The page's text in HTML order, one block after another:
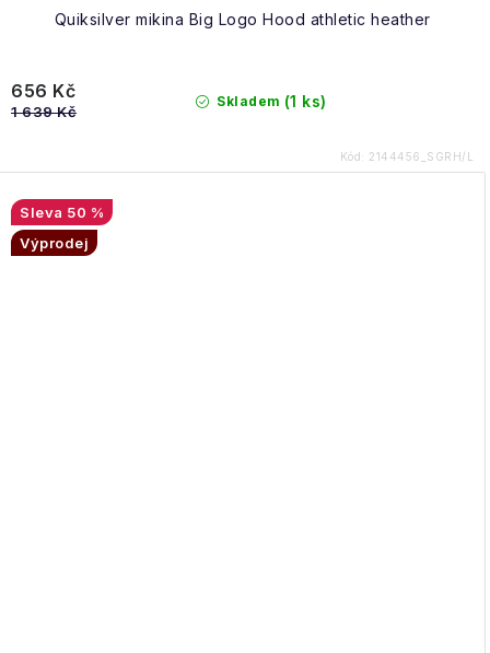
Quiksilver mikina Big Logo Hood athletic heather
Skladem (1 ks)
656 Kč
1 639 Kč
Kód: 2144456_SGRH/L
50 %
Výprodej